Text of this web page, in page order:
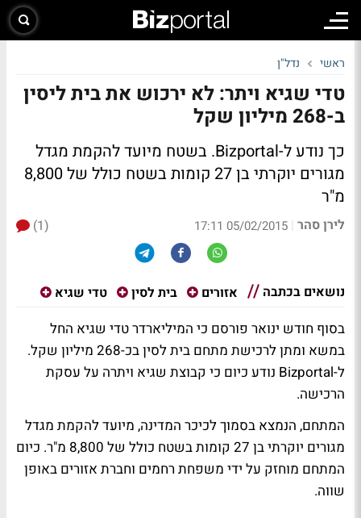
ראשי נדל"ן
טדי שגיא ויתר: לא ירכוש את בית ליסין
ב-268 מיליון שקל
כך נודע ל-Bizportal. בשטח מיועד להקמת מגדל
מגורים יוקרתי בן 27 קומות בשטח כולל של 8,800
מ"ר
לירן סהר |
05/02/2015 17:11
(1)
נושאים בכתבה אזורים בית לסין טדי שגיא
בסוף חודש ינואר פורסם כי המיליארדר טדי שגיא החל
במשא ומתן לרכישת מתחם בית לסין בכ-268 מיליון שקל.
ל-Bizportal נודע כיום כי קבוצת שגיא ויתרה על עסקת
הרכישה.
המתחם, הנמצא בסמוך לכיכר המדינה, מיועד להקמת מגדל
מגורים יוקרתי בן 27 קומות בשטח כולל של 8,800 מ"ר. כיום
המתחם מוחזק על ידי משפחת רחמים וחברת אזורים באופן
שווה.